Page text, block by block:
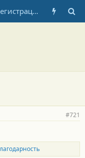
Регистрация
#721